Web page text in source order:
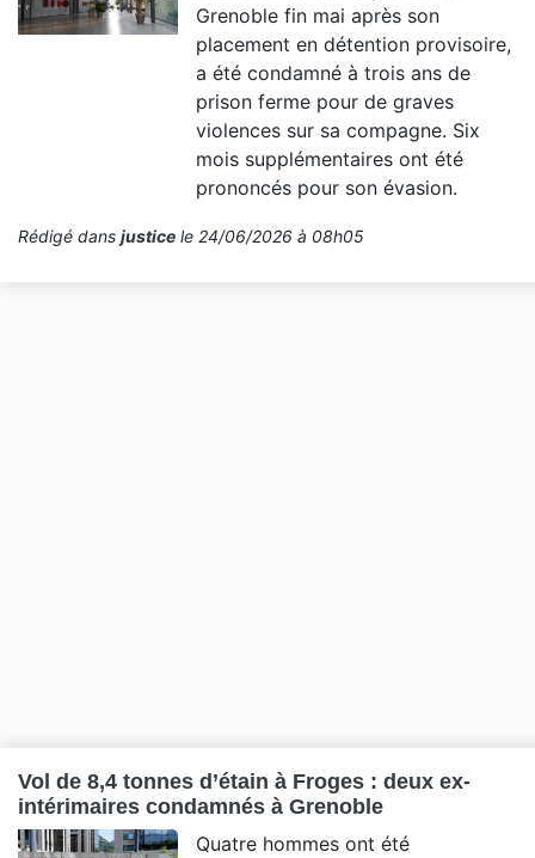
Grenoble fin mai après son
placement en détention provisoire,
a été condamné à trois ans de
prison ferme pour de graves
violences sur sa compagne. Six
mois supplémentaires ont été
prononcés pour son évasion.
Rédigé dans justice le 24/06/2026 à 08h05
Vol de 8,4 tonnes d’étain à Froges : deux ex-
intérimaires condamnés à Grenoble
Quatre hommes ont été